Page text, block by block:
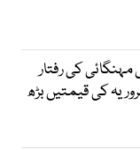
کی رفتار
ضروریہ کی قیمتیں بڑھ